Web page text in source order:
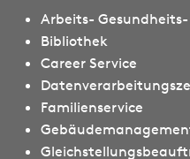
Arbeits-
Bibliothek
Career Service
Familienservice